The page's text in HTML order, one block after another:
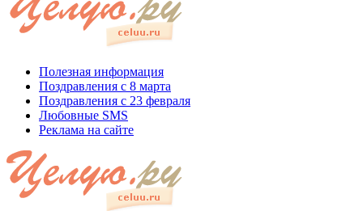
Полезная информация
Поздравления с 8 марта
Поздравления с 23 февраля
Любовные SMS
Реклама на сайте